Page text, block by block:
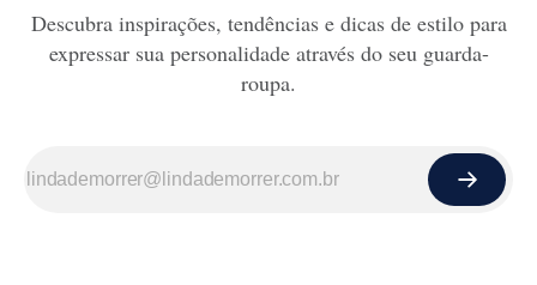
Descubra inspirações, tendências e dicas de estilo para
expressar sua personalidade através do seu guarda-
roupa.